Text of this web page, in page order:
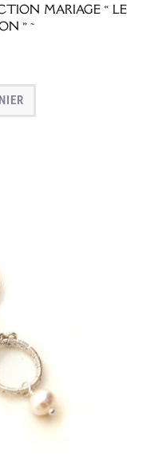
MARIAGE « LE
» ~